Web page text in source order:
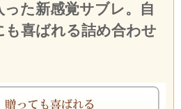
た新感覚サブレ。自
喜ばれる詰め合わせ